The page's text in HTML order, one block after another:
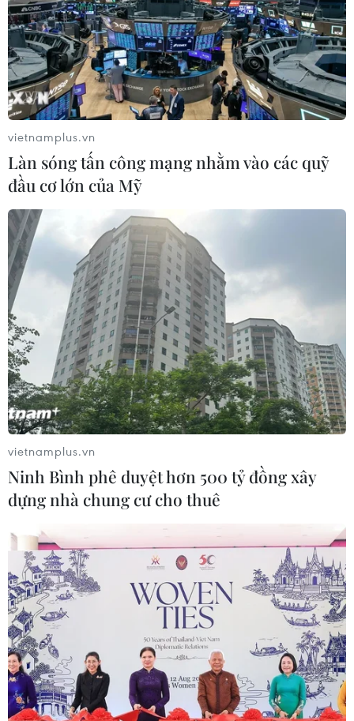
05/08/2026 10:10
Hơn 100 người thiệt mạng trong mùa mưa khốc liệt
ở Ấn Độ
05/08/2026 09:39
Cách các sân bay Mỹ rút ngắn thời gian làm thủ tục
05/08/2026 07:17
Trung Quốc: Cảnh sát Hong Kong, Macau triệt phá
vụ lừa đảo đầu tư Fun Coffee
05/08/2026 06:41
vietnamplus.vn
Làn sóng tấn công mạng nhằm vào các quỹ
đầu cơ lớn của Mỹ
vietnamplus.vn
Ninh Bình phê duyệt hơn 500 tỷ đồng xây
dựng nhà chung cư cho thuê